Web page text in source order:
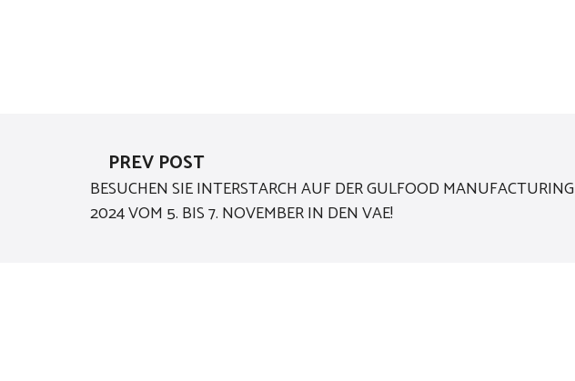
PREV POST
BESUCHEN SIE INTERSTARCH AUF DER GULFOOD MANUFACTURING
2024 VOM 5. BIS 7. NOVEMBER IN DEN VAE!